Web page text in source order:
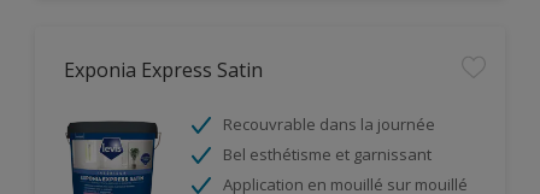
Exponia Express Satin
Recouvrable dans la journée
Bel esthétisme et garnissant
Application en mouillé sur mouillé